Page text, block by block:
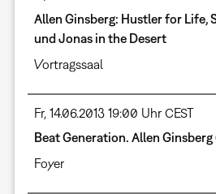
Allen Ginsberg: Hustler for Life,
und Jonas in the Desert
Vortragssaal
Fr, 14.06.2013 19:00 Uhr CEST
Beat Generation. Allen
Foyer